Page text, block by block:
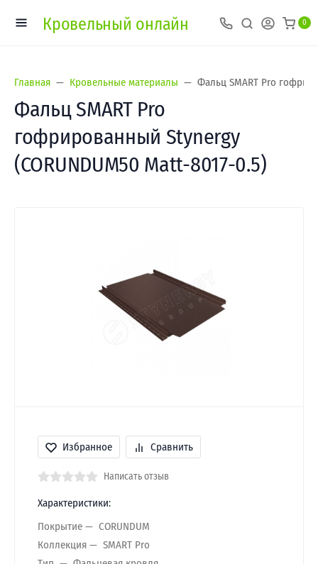
Кровельный онлайн 0
Главная Кровельные материалы Фальц SMART Pro
Фальц SMART Pro
гофрированный Stynergy
(CORUNDUM50 Matt-8017-0.5)
Избранное Сравнить
Написать отзыв
Характеристики:
Покрытие
CORUNDUM
Коллекция
SMART Pro